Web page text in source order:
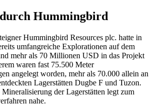
Hummingbird
Hummingbird Resources plc. hatte in
umfangreiche Explorationen auf dem
mehr als 70 Millionen USD in das Projekt
waren fast 75.500 Meter
angelegt worden, mehr als 70.000 allein an
Lagerstätten Dugbe F und Tuzon.
der Lagerstätten legt zum
nahe.